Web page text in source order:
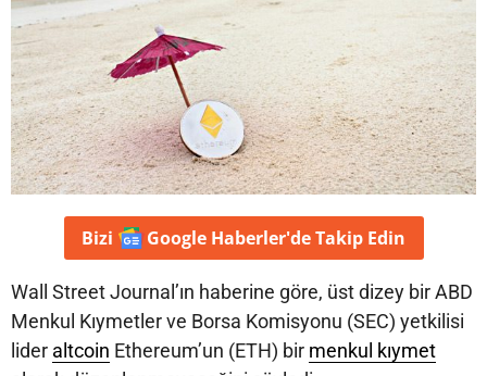
Bizi Google Haberler'deTakip Edin
Wall Street Journal’ın haberine göre, üst dizey bir ABD
Menkul Kıymetler ve Borsa Komisyonu (SEC) yetkilisi
lider altcoin Ethereum’un (ETH) bir menkul kıymet